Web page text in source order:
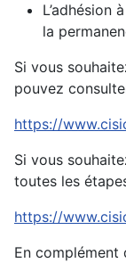
L’adhésion
la
Si vous
pouvez
https://
Si vous
toutes les
https://
En complément